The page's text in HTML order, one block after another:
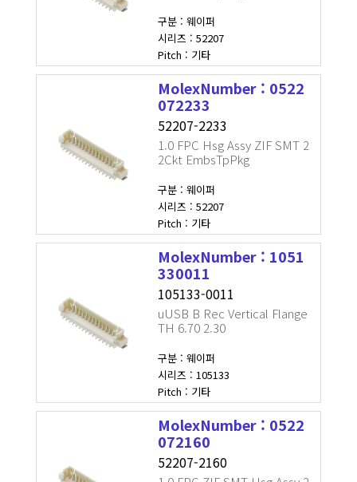
구분 : 웨이퍼
시리즈 : 52207
Pitch : 기타
MolexNumber : 0522
072233
52207-2233
1.0 FPC Hsg Assy ZIF SMT 2
2Ckt EmbsTpPkg
구분 : 웨이퍼
시리즈 : 52207
Pitch : 기타
MolexNumber : 1051
330011
105133-0011
uUSB B Rec Vertical Flange
TH 6.70 2.30
구분 : 웨이퍼
시리즈 : 105133
Pitch : 기타
MolexNumber : 0522
072160
52207-2160